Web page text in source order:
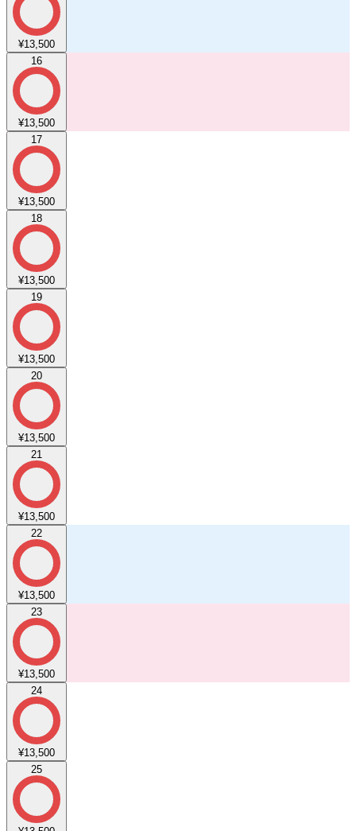
¥13,500
16
¥13,500
17
¥13,500
18
¥13,500
19
¥13,500
20
¥13,500
21
¥13,500
22
¥13,500
23
¥13,500
24
¥13,500
25